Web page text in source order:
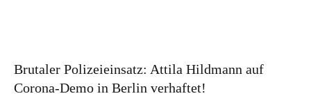
Brutaler Polizeieinsatz: Attila Hildmann auf
Corona-Demo in Berlin verhaftet!